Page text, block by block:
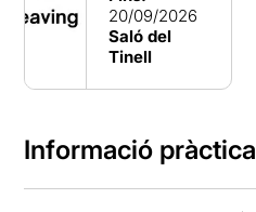
20/09/2026
Saló del
Tinell
Informació pràctica